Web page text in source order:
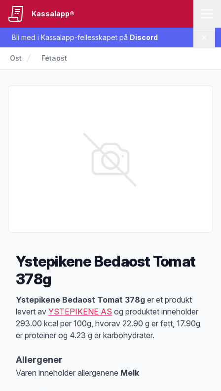
Bli med i Kassalapp-fellesskapet på Discord
Kassalapp®
Ost Fetaost
Ystepikene Bedaost Tomat
378g
Produktbeskrivelse
Ystepikene Bedaost Tomat 378g er et produkt
levert av YSTEPIKENE AS og produktet inneholder
293.00 kcal per 100g, hvorav 22.90 g er fett, 17.90g
er proteiner og 4.23 g er karbohydrater.
Allergener
Varen inneholder allergenene Melk